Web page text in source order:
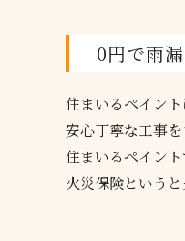
0円で雨
住まいるペイン
安心丁寧な工事
住まいるペイン
火災保険という